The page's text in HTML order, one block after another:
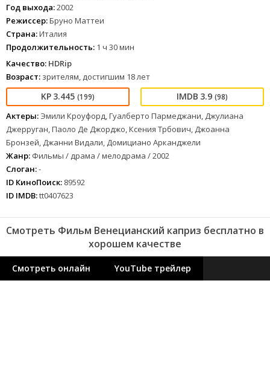
Год выхода:2002
Режиссер:Бруно Маттеи
Страна:Италия
Продолжительность: 1 ч 30 мин
Качество: HDRip
Возраст: зрителям, достигшим 18 лет
3.445 (199) 3.9 (98)
Актеры: Эмили Кроуфорд, Гуалберто Пармеджани, Джулиана
Джерруган, Паоло Де Джорджо, Ксения Трбович, Джоанна
Бронзей, Джанни Видали, Домициано Арканджели
Жанр: Фильмы / драма / мелодрама / 2002
Слоган:-
ID КиноПоиск: 89592
ID IMDB:tt0407623
Смотреть Фильм Венецианский каприз бесплатно в
хорошем качестве
Смотреть онлайн YouTube трейлер